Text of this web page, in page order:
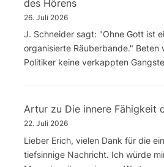
des Hörens
26. Juli 2026
J. Schneider sagt: "Ohne Gott ist
organisierte Räuberbande." Beten
Politiker keine verkappten
Artur zu Die innere Fähigkeit
22. Juli 2026
Lieber Erich, vielen Dank für die
tiefsinnige Nachricht. Ich würde